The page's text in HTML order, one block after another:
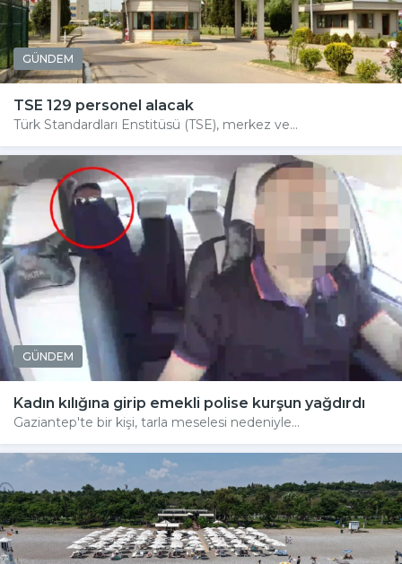
GÜNDEM
TSE 129 personel alacak
Türk Standardları Enstitüsü (TSE), merkez ve...
GÜNDEM
Kadın kılığına girip emekli polise kurşun yağdırdı
Gaziantep'te bir kişi, tarla meselesi nedeniyle...